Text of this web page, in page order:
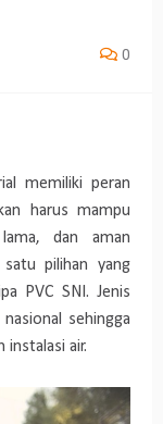
0
memiliki peran
harus mampu
dan aman
satu pilihan yang
PVC SNI. Jenis
sehingga
instalasi air.